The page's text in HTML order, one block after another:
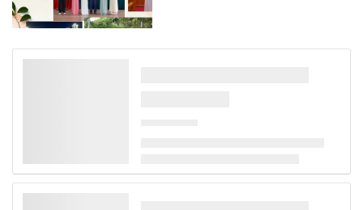
XSMT 1/8 - Kết quả xổ số miền